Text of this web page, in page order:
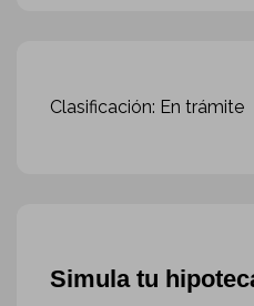
Clasificación: En trámite
Simula tu